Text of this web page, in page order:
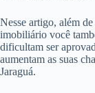
Nesse artigo, além
imobiliário você
dificultam ser
aumentam as suas
Jaraguá.